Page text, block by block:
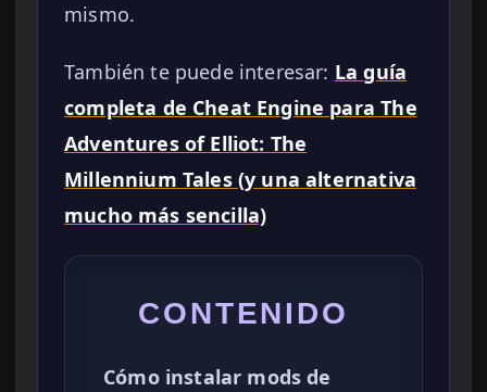
mismo.
También te puede interesar: La guía
completa de Cheat Engine para The
Adventures of Elliot: The
Millennium Tales (y una alternativa
mucho más sencilla)
CONTENIDO
Cómo instalar mods de